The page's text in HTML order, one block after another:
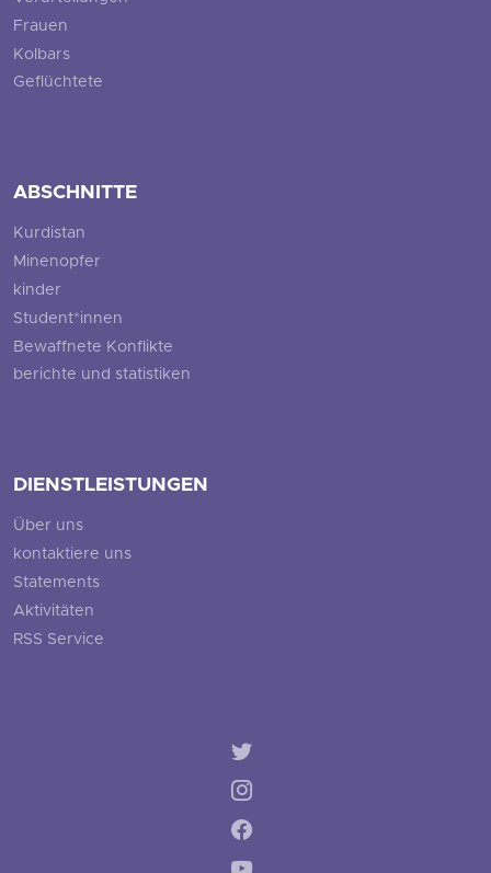
Frauen
Kolbars
Geflüchtete
ABSCHNITTE
Kurdistan
Minenopfer
kinder
Student*innen
Bewaffnete Konflikte
berichte und statistiken
DIENSTLEISTUNGEN
Über uns
kontaktiere uns
Statements
Aktivitäten
RSS Service